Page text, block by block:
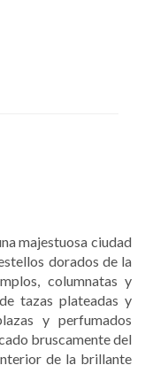
majestuosa ciudad
dorados de la
columnatas y
tazas plateadas y
y perfumados
bruscamente del
de la brillante